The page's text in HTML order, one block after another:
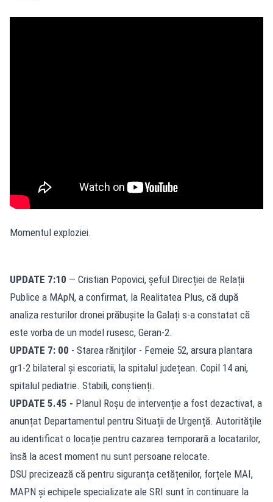
Momentul exploziei.
UPDATE 7:10 — Cristian Popovici, șeful Direcției de Relații
Publice a MApN, a confirmat, la Realitatea Plus, că după
analiza resturilor dronei prăbușite la Galați s-a constatat că
este vorba de un model rusesc, Geran‑2.
UPDATE 7: 00 - Starea răniților - Femeie 52, arsura plantara
gr1-2 bilateral și escoriatii, la spitalul județean. Copil 14 ani,
spitalul pediatrie. Stabili, conștienți.
UPDATE 5.45 - Planul Roșu de intervenție a fost dezactivat, a
anunțat Departamentul pentru Situații de Urgență. Autoritățile
au identificat o locație pentru cazarea temporară a locatarilor,
însă la acest moment nu sunt persoane relocate.
DSU precizează că pentru siguranța cetățenilor, forțele MAI,
MAPN și echipele specializate ale SRI sunt în continuare la